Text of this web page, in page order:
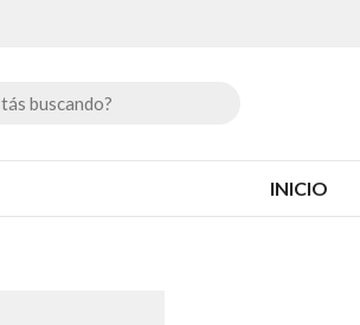
INICIO